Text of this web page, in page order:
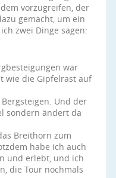
vorzugreifen, der
gemacht, um ein
zwei Dinge sagen:
war
wie die Gipfelrast auf
Und der
sondern ändert da
Breithorn zum
habe ich auch
und erlebt, und ich
die Tour nochmals